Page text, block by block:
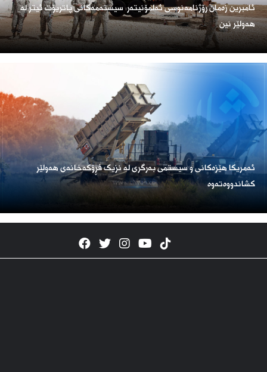
ئامبرین زەمان رۆژنامەنوسی ئەلمۆنیتەر: سیستەمەکانی پاتریۆت ئیتر لە
هەولێر نین
ئەمریكا هێزەكانی و سیستمی بەرگری لە نزیک فڕۆكەخانەی هەولێر
كشاندووەتەوە